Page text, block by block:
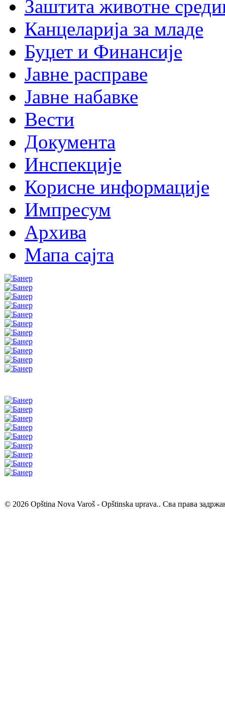
Заштита животне
Канцеларија за младе
Буџет и Финансије
Јавне расправе
Јавне набавке
Вести
Документа
Инспекције
Корисне информације
Импресум
Архива
Мапа сајта
© 2026 Opština Nova Varoš - Opštinska uprava.. Сва права